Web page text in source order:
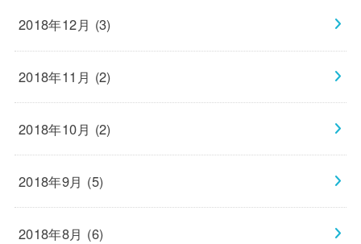
2018年12月 (3)
2018年11月 (2)
2018年10月 (2)
2018年9月 (5)
2018年8月 (6)